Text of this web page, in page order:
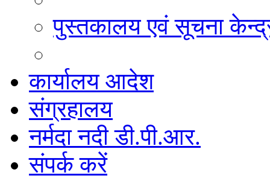
पुस्तकालय एवं सूचना
कार्यालय आदेश
संग्रहालय
नर्मदा नदी डी.पी.आर.
संपर्क करें